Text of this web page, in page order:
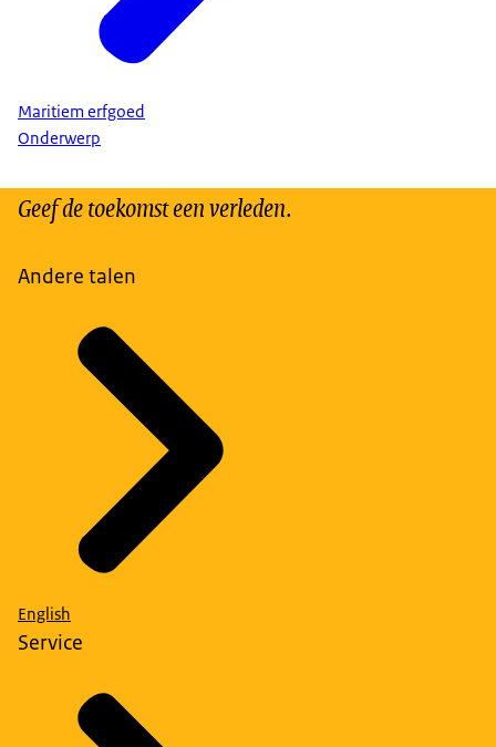
Maritiem erfgoed
Onderwerp
Geef de toekomst een verleden.
Andere talen
English
Service